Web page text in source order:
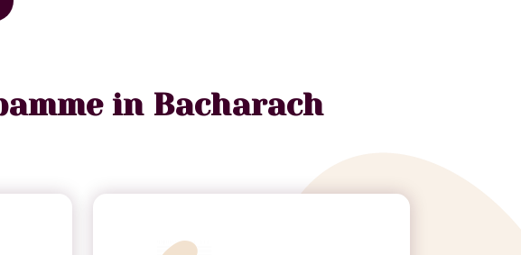
in Bacharach